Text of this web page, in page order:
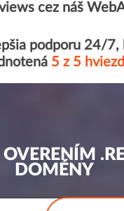
cez náš
podporu 24/7,
5 z 5
DOMÉNY